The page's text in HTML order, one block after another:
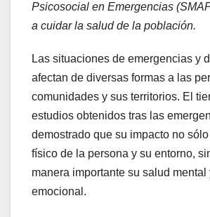
Psicosocial en Emergencias
a cuidar la salud de la población.
Las situaciones de emergencias y
afectan de diversas formas a las
comunidades y sus territorios. El
estudios obtenidos tras las
demostrado que su impacto no
físico de la persona y su entorno,
manera importante su salud mental
emocional.